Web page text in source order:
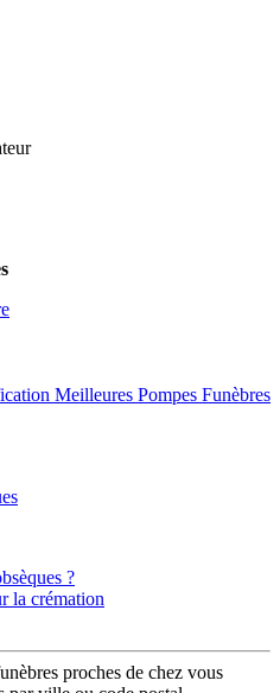
Meilleures Pompes Funèbres
?
la crémation
proches de chez vous